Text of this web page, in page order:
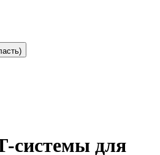
для